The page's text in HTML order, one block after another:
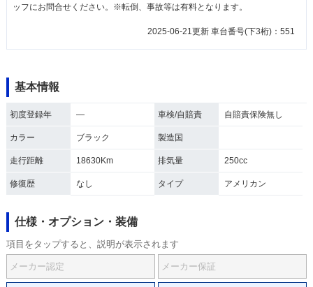
ッフにお問合せください。※転倒、事故等は有料となります。
2025-06-21更新 車台番号(下3桁)：551
基本情報
初度登録年 ― 車検/自賠責 自賠責保険無し
カラー ブラック 製造国
走行距離 18630Km 排気量 250cc
修復歴 なし タイプ アメリカン
仕様・オプション・装備
項目をタップすると、説明が表示されます
メーカー認定 メーカー保証